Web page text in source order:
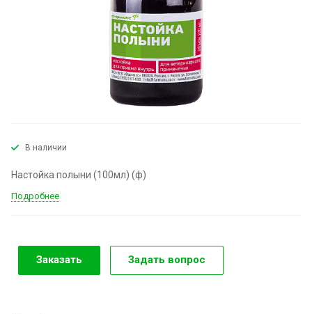
В наличии
Настойка полыни (100мл) (ф)
Подробнее
Заказать Задать вопрос